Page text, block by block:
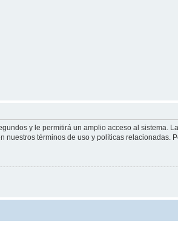
y le permitirá un amplio acceso al sistema.
términos de uso y políticas relacionadas.